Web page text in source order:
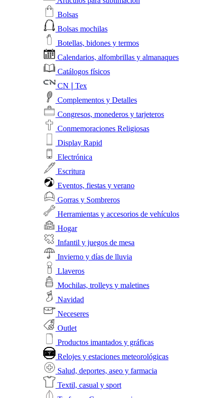
Bolsas
Bolsas mochilas
Botellas, bidones y termos
Calendarios, alfombrillas y almanaques
Catálogos físicos
CN❘Tex
Complementos y Detalles
Congresos, monederos y tarjeteros
Conmemoraciones Religiosas
Display Rapid
Electrónica
Escritura
Eventos, fiestas y verano
Gorras y Sombreros
Herramientas y accesorios de vehículos
Hogar
Infantil y juegos de mesa
Invierno y días de lluvia
Llaveros
Mochilas, trolleys y maletines
Navidad
Neceseres
Outlet
Productos imantados y gráficas
Relojes y estaciones meteorológicas
Salud, deportes, aseo y farmacia
Textil, casual y sport